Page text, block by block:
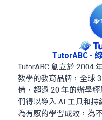
TutorABC -
TutorABC 創立於 2004
教學的教育品牌，全球
備，超過 20 年的辦學
們得以導入 AI 工具和
為有感的學習成效，為